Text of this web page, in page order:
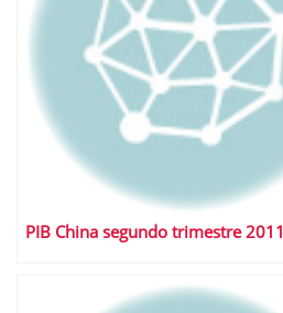
PIB China segundo trimestre 2011